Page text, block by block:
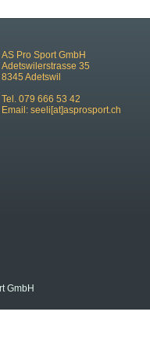
AS Pro Sport GmbH
Adetswilerstrasse 35
8345 Adetswil
Tel. 079 666 53 42
Email: seeli[at]asprosport.ch
GmbH